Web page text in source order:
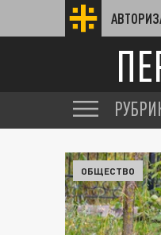
ОБЩЕСТВО